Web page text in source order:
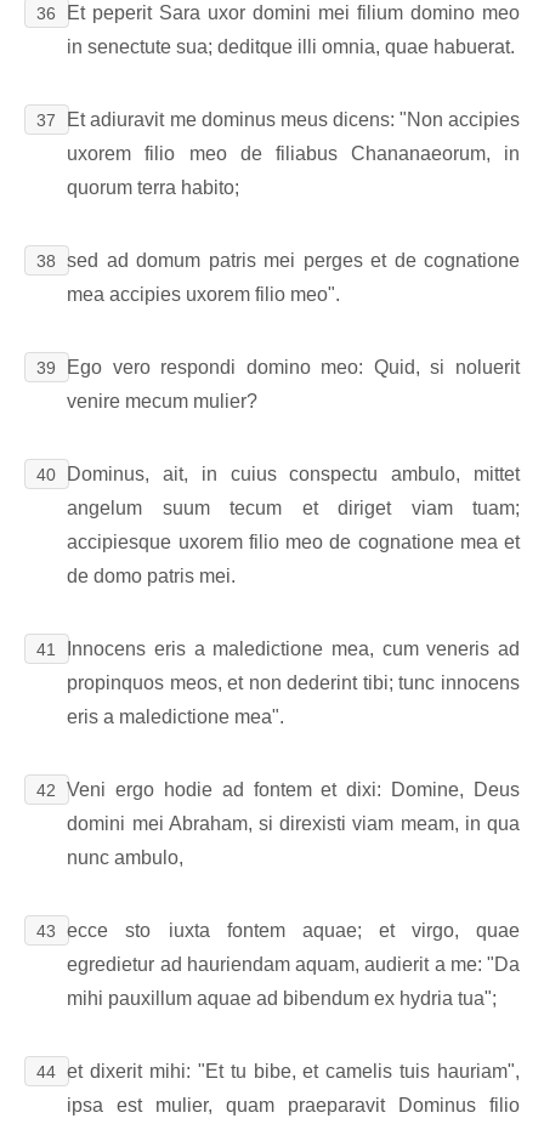
36
Et peperit Sara uxor domini mei filium domino meo
in senectute sua; deditque illi omnia, quae habuerat.
37
Et adiuravit me dominus meus dicens: "Non accipies
uxorem filio meo de filiabus Chananaeorum, in
quorum terra habito;
38
sed ad domum patris mei perges et de cognatione
mea accipies uxorem filio meo".
39
Ego vero respondi domino meo: Quid, si noluerit
venire mecum mulier?
40
Dominus, ait, in cuius conspectu ambulo, mittet
angelum suum tecum et diriget viam tuam;
accipiesque uxorem filio meo de cognatione mea et
de domo patris mei.
41
Innocens eris a maledictione mea, cum veneris ad
propinquos meos, et non dederint tibi; tunc innocens
eris a maledictione mea".
42
Veni ergo hodie ad fontem et dixi: Domine, Deus
domini mei Abraham, si direxisti viam meam, in qua
nunc ambulo,
43
ecce sto iuxta fontem aquae; et virgo, quae
egredietur ad hauriendam aquam, audierit a me: "Da
mihi pauxillum aquae ad bibendum ex hydria tua";
44 et dixerit mihi: "Et tu bibe, et camelis tuis hauriam",
ipsa est mulier, quam praeparavit Dominus filio